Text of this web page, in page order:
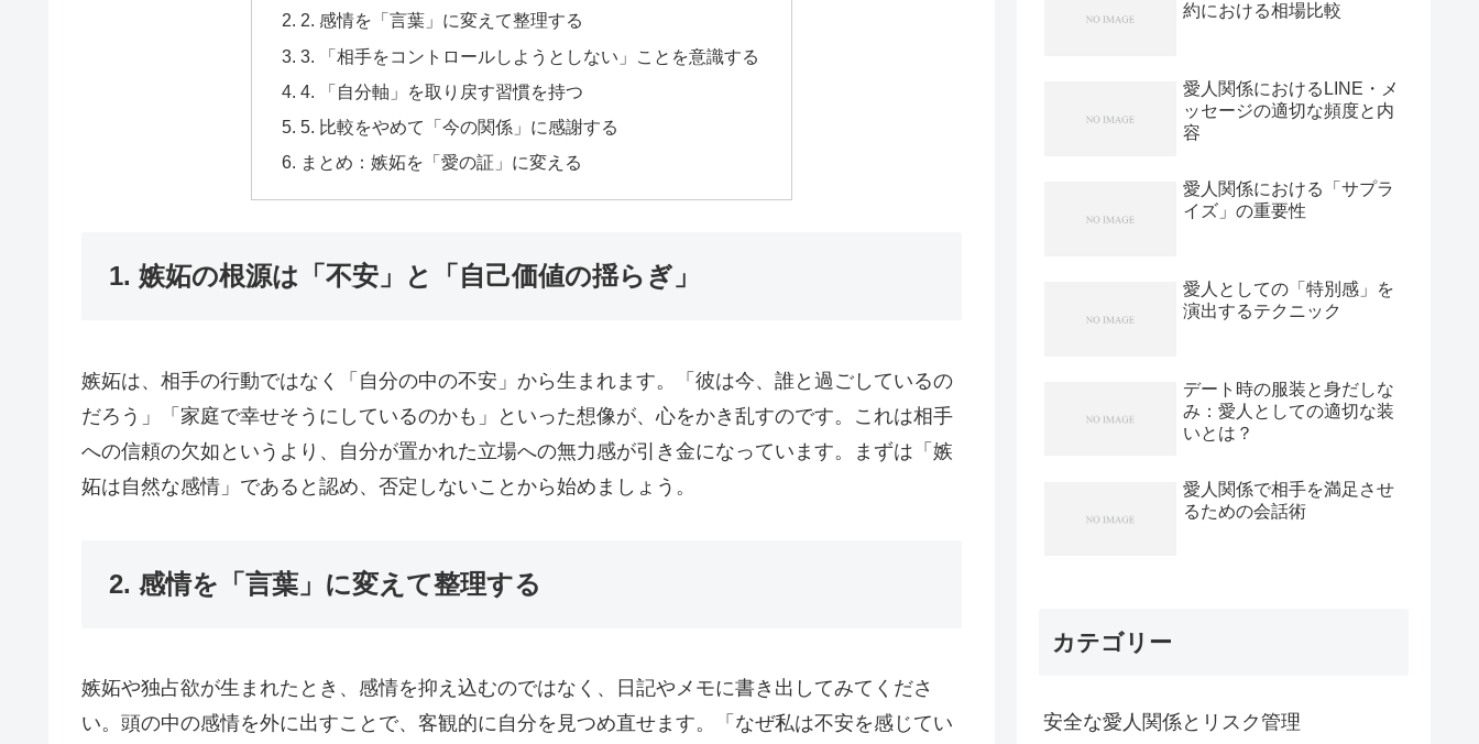
2. 感情を「言葉」に変えて整理する
3. 「相手をコントロールしようとしない」ことを意識する
4. 「自分軸」を取り戻す習慣を持つ
5. 比較をやめて「今の関係」に感謝する
まとめ：嫉妬を「愛の証」に変える
1. 嫉妬の根源は「不安」と「自己価値の揺らぎ」
嫉妬は、相手の行動ではなく「自分の中の不安」から生まれます。「彼は今、誰と過ごしているの
だろう」「家庭で幸せそうにしているのかも」といった想像が、心をかき乱すのです。これは相手
への信頼の欠如というより、自分が置かれた立場への無力感が引き金になっています。まずは「嫉
妬は自然な感情」であると認め、否定しないことから始めましょう。
2. 感情を「言葉」に変えて整理する
嫉妬や独占欲が生まれたとき、感情を抑え込むのではなく、日記やメモに書き出してみてくださ
い。頭の中の感情を外に出すことで、客観的に自分を見つめ直せます。「なぜ私は不安を感じてい
約における相場比較
愛人関係におけるLINE・メ
ッセージの適切な頻度と内
容
愛人関係における「サプラ
イズ」の重要性
愛人としての「特別感」を
演出するテクニック
デート時の服装と身だしな
み：愛人としての適切な装
いとは？
愛人関係で相手を満足させ
るための会話術
カテゴリー
安全な愛人関係とリスク管理